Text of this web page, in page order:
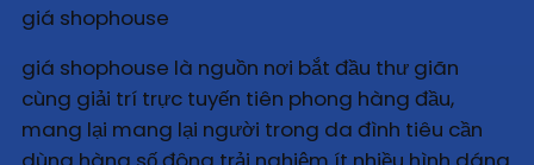
giá shophouse
giá shophouse là nguồn nơi bắt đầu thư giãn
cùng giải trí trực tuyến tiên phong hàng đầu,
mang lại mang lại người trong da đình tiêu cần